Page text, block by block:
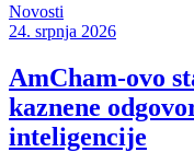
Novosti
24. srpnja 2026
AmCham-ovo
kaznene
inteligencije